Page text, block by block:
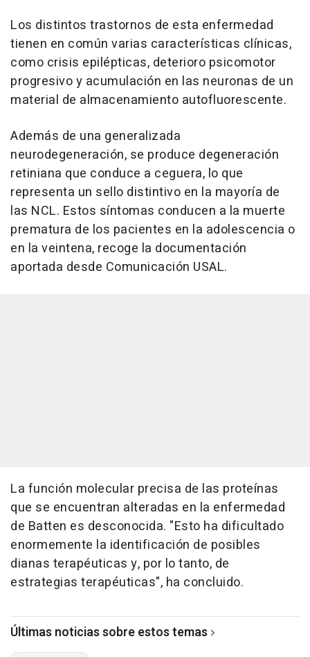
Los distintos trastornos de esta enfermedad
tienen en común varias características clínicas,
como crisis epilépticas, deterioro psicomotor
progresivo y acumulación en las neuronas de un
material de almacenamiento autofluorescente.
Además de una generalizada
neurodegeneración, se produce degeneración
retiniana que conduce a ceguera, lo que
representa un sello distintivo en la mayoría de
las NCL. Estos síntomas conducen a la muerte
prematura de los pacientes en la adolescencia o
en la veintena, recoge la documentación
aportada desde Comunicación USAL.
La función molecular precisa de las proteínas
que se encuentran alteradas en la enfermedad
de Batten es desconocida. "Esto ha dificultado
enormemente la identificación de posibles
dianas terapéuticas y, por lo tanto, de
estrategias terapéuticas", ha concluido.
Últimas noticias sobre estos temas